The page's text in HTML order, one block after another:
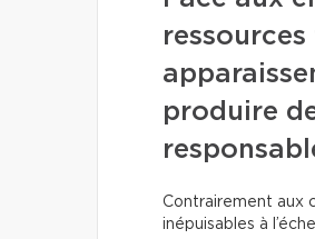
produire
Contrairement aux
inépuisables à